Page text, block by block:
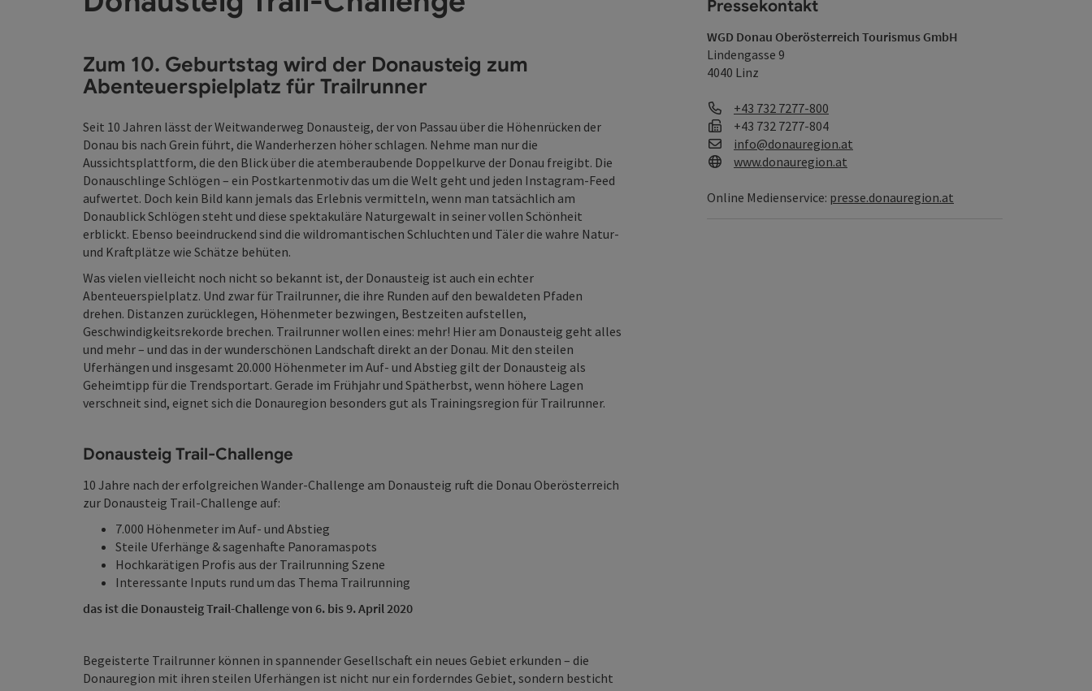
Zum 10. Geburtstag wird der Donausteig zum
Abenteuerspielplatz für Trailrunner
Seit 10 Jahren lässt der Weitwanderweg Donausteig, der von Passau über die Höhenrücken der
Donau bis nach Grein führt, die Wanderherzen höher schlagen. Nehme man nur die
Aussichtsplattform, die den Blick über die atemberaubende Doppelkurve der Donau freigibt. Die
Donauschlinge Schlögen – ein Postkartenmotiv das um die Welt geht und jeden Instagram-Feed
aufwertet. Doch kein Bild kann jemals das Erlebnis vermitteln, wenn man tatsächlich am
Donaublick Schlögen steht und diese spektakuläre Naturgewalt in seiner vollen Schönheit
erblickt. Ebenso beeindruckend sind die wildromantischen Schluchten und Täler die wahre Natur-
und Kraftplätze wie Schätze behüten.
Was vielen vielleicht noch nicht so bekannt ist, der Donausteig ist auch ein echter
Abenteuerspielplatz. Und zwar für Trailrunner, die ihre Runden auf den bewaldeten Pfaden
drehen. Distanzen zurücklegen, Höhenmeter bezwingen, Bestzeiten aufstellen,
Geschwindigkeitsrekorde brechen. Trailrunner wollen eines: mehr! Hier am Donausteig geht alles
und mehr – und das in der wunderschönen Landschaft direkt an der Donau. Mit den steilen
Uferhängen und insgesamt 20.000 Höhenmeter im Auf- und Abstieg gilt der Donausteig als
Geheimtipp für die Trendsportart. Gerade im Frühjahr und Spätherbst, wenn höhere Lagen
verschneit sind, eignet sich die Donauregion besonders gut als Trainingsregion für Trailrunner.
Donausteig Trail-Challenge
10 Jahre nach der erfolgreichen Wander-Challenge am Donausteig ruft die Donau Oberösterreich
zur Donausteig Trail-Challenge auf:
7.000 Höhenmeter im Auf- und Abstieg
Steile Uferhänge & sagenhafte Panoramaspots
Hochkarätigen Profis aus der Trailrunning Szene
Interessante Inputs rund um das Thema Trailrunning
das ist die Donausteig Trail-Challenge von 6. bis 9. April 2020
Begeisterte Trailrunner können in spannender Gesellschaft ein neues Gebiet erkunden – die
Donauregion mit ihren steilen Uferhängen ist nicht nur ein forderndes Gebiet, sondern besticht
Pressekontakt
WGD Donau Oberösterreich Tourismus GmbH
Lindengasse 9
4040 Linz
Telefon
+43 732 7277-800
Fax
+43 732 7277-804
E-Mail
info@donauregion.at
Web
www.donauregion.at
Online Medienservice: presse.donauregion.at